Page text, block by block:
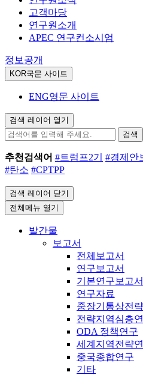
고객마당
연구원소개
APEC 연구컨소시엄
정보공개
KOR국문 사이트
ENG영문 사이트
검색 레이어 열기
검색
추천검색어 #트럼프2기 #경제안
#탄소 #CPTPP
검색 레이어 닫기
전체메뉴 열기
발간물
보고서
전체보고서
연구보고서
기본연구보고서
연구자료
중장기통상전
전략지역심층
ODA 정책연구
세계지역전략
중국종합연구
기타